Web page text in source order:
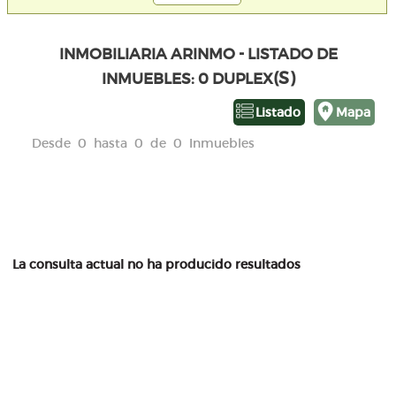
INMOBILIARIA ARINMO - LISTADO DE
INMUEBLES: 0 DUPLEX(S)
Mapa
Listado
Desde 0 hasta 0 de 0 Inmuebles
La consulta actual no ha producido resultados